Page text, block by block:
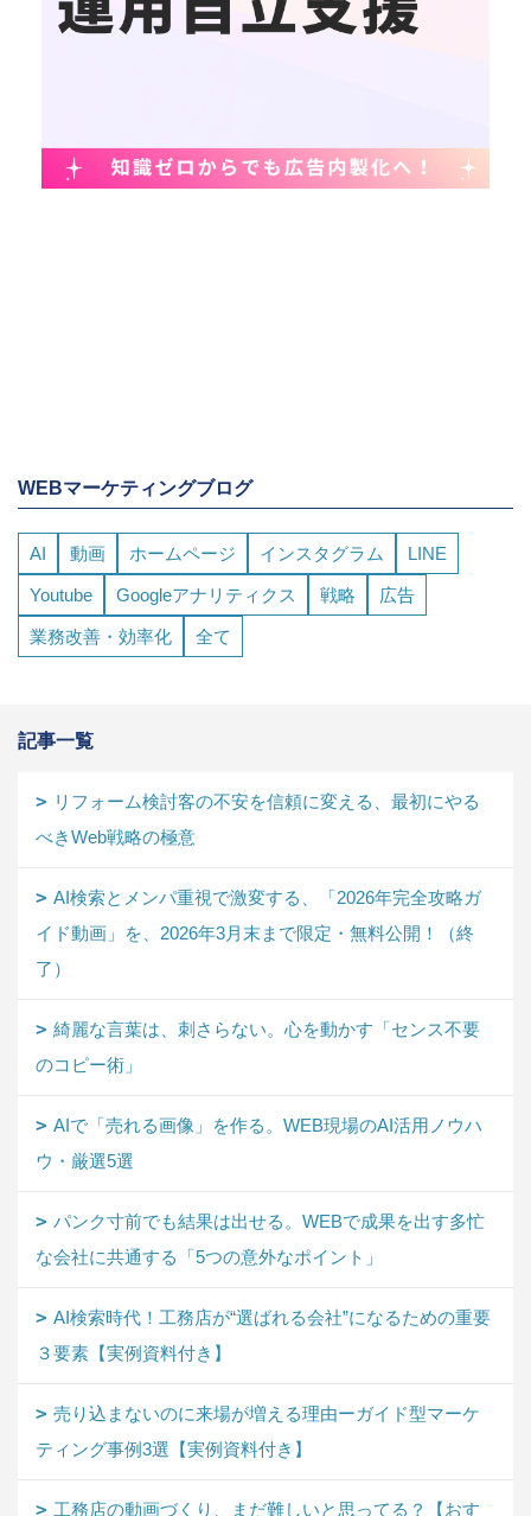
WEBマーケティングブログ
AI 動画 ホームページ インスタグラム LINE
Youtube Googleアナリティクス 戦略 広告
業務改善・効率化 全て
記事一覧
リフォーム検討客の不安を信頼に変える、最初にやる
べきWeb戦略の極意
AI検索とメンパ重視で激変する、「2026年完全攻略ガ
イド動画」を、2026年3月末まで限定・無料公開！（終
了）
綺麗な言葉は、刺さらない。心を動かす「センス不要
のコピー術」
AIで「売れる画像」を作る。WEB現場のAI活用ノウハ
ウ・厳選5選
パンク寸前でも結果は出せる。WEBで成果を出す多忙
な会社に共通する「5つの意外なポイント」
AI検索時代！工務店が“選ばれる会社”になるための重要
３要素【実例資料付き】
売り込まないのに来場が増える理由ーガイド型マーケ
ティング事例3選【実例資料付き】
工務店の動画づくり、まだ難しいと思ってる？【おす